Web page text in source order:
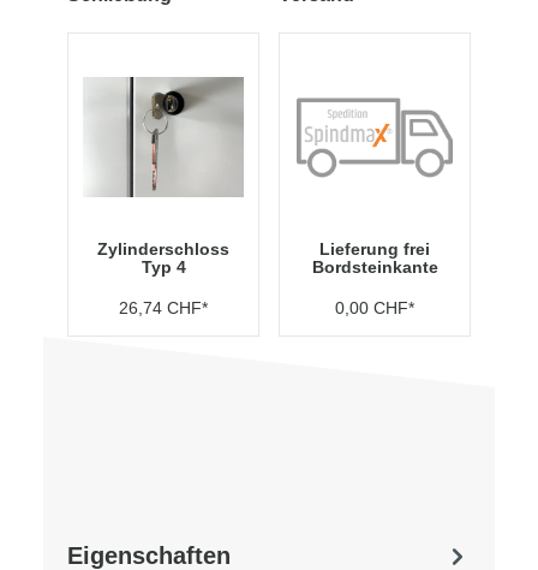
Zylinderschloss
Typ 4
26,74 CHF*
Lieferung frei
Bordsteinkante
0,00 CHF*
Eigenschaften